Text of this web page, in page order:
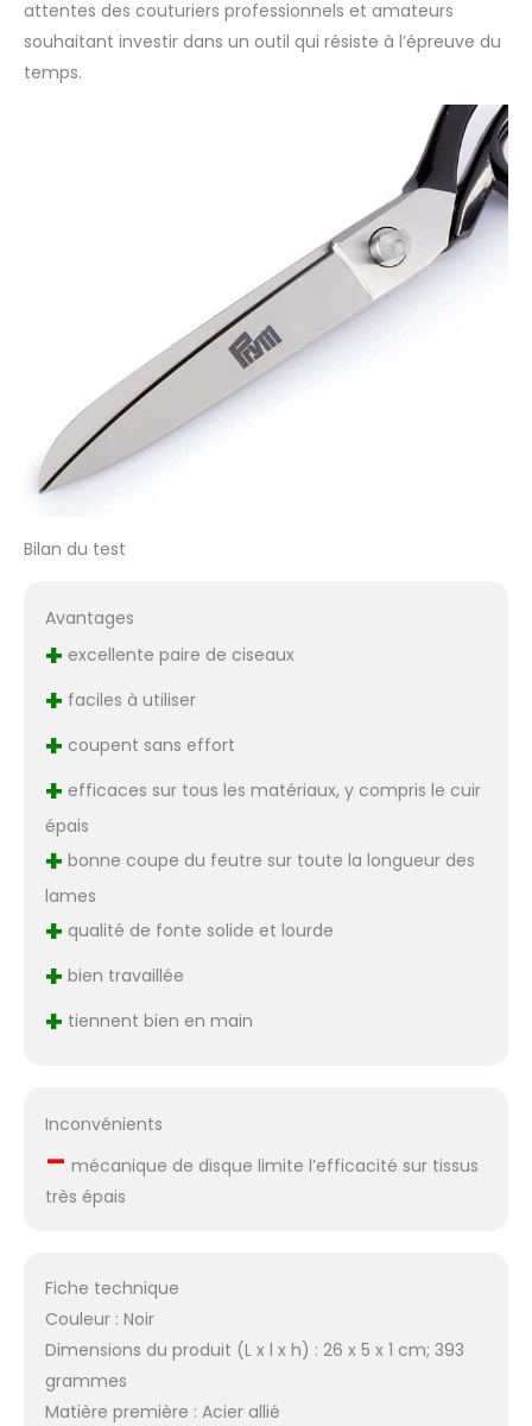
attentes des couturiers professionnels et amateurs
souhaitant investir dans un outil qui résiste à l’épreuve du
temps.
Bilan du test
Avantages
+ excellente paire de ciseaux
+ faciles à utiliser
+ coupent sans effort
+ efficaces sur tous les matériaux, y compris le cuir
épais
+ bonne coupe du feutre sur toute la longueur des
lames
+ qualité de fonte solide et lourde
+ bien travaillée
+ tiennent bien en main
Inconvénients
– mécanique de disque limite l’efficacité sur tissus
très épais
Fiche technique
Couleur : Noir
Dimensions du produit (L x l x h) : 26 x 5 x 1 cm; 393
grammes
Matière première : Acier allié